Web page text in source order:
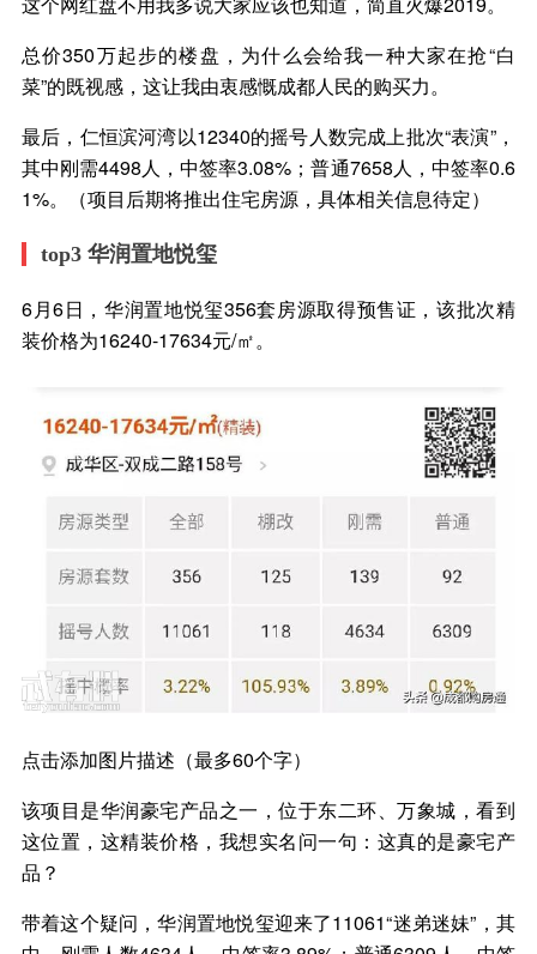
总价350万起步的楼盘，为什么会给我一种大家在抢“白
菜”的既视感，这让我由衷感慨成都人民的购买力。
最后，仁恒滨河湾以12340的摇号人数完成上批次“表演”，
其中刚需4498人，中签率3.08%；普通7658人，中签率0.6
1%。（项目后期将推出住宅房源，具体相关信息待定）
top3 华润置地悦玺
6月6日，华润置地悦玺356套房源取得预售证，该批次精
装价格为16240-17634元/㎡。
点击添加图片描述（最多60个字）
该项目是华润豪宅产品之一，位于东二环、万象城，看到
这位置，这精装价格，我想实名问一句：这真的是豪宅产
品？
带着这个疑问，华润置地悦玺迎来了11061“迷弟迷妹”，其